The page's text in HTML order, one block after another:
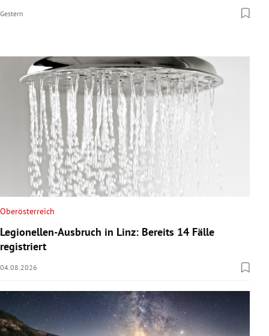
Gestern
Oberösterreich
Legionellen-Ausbruch in Linz: Bereits 14 Fälle
registriert
04.08.2026